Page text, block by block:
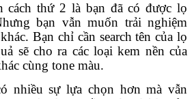
cách thứ 2 là bạn đã có được lọ
bạn vẫn muốn trải nghiệm
Bạn chỉ cần search tên của lọ
sẽ cho ra các loại kem nền của
cùng tone màu.
nhiều sự lựa chọn hơn mà vẫn